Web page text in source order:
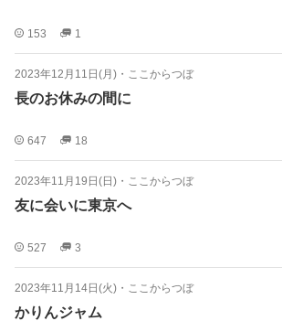
153 1
2023年12月11日(月) ・ ここからつぼ
長のお休みの間に
647 18
2023年11月19日(日) ・ ここからつぼ
友に会いに東京へ
527 3
2023年11月14日(火) ・ ここからつぼ
かりんジャム